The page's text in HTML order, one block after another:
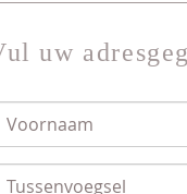
uw